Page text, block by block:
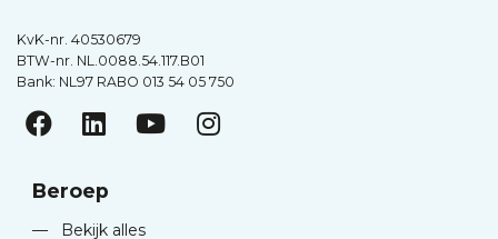
KvK-nr. 40530679
BTW-nr. NL.0088.54.117.B01
Bank: NL97 RABO 013 54 05 750
Beroep
—
Bekijk alles